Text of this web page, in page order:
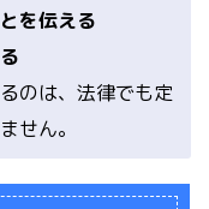
を伝える
のは、法律でも定
せん。